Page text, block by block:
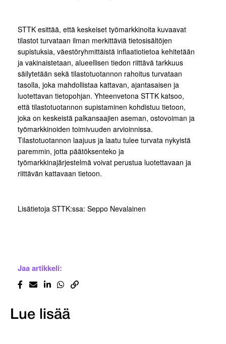
STTK esittää, että keskeiset työmarkkinoita kuvaavat
tilastot turvataan ilman merkittäviä tietosisältöjen
supistuksia, väestöryhmittäistä inflaatiotietoa kehitetään
ja vakinaistetaan, alueellisen tiedon riittävä tarkkuus
säilytetään sekä tilastotuotannon rahoitus turvataan
tasolla, joka mahdollistaa kattavan, ajantasaisen ja
luotettavan tietopohjan. Yhteenvetona STTK katsoo,
että tilastotuotannon supistaminen kohdistuu tietoon,
joka on keskeistä palkansaajien aseman, ostovoiman ja
työmarkkinoiden toimivuuden arvioinnissa.
Tilastotuotannon laajuus ja laatu tulee turvata nykyistä
paremmin, jotta päätöksenteko ja
työmarkkinajärjestelmä voivat perustua luotettavaan ja
riittävän kattavaan tietoon.
Lisätietoja STTK:ssa: Seppo Nevalainen
Jaa artikkeli:
Lue lisää